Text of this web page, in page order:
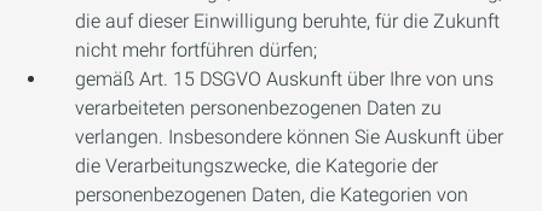
die auf dieser Einwilligung beruhte, für die Zukunft
nicht mehr fortführen dürfen;
gemäß Art. 15 DSGVO Auskunft über Ihre von uns
verarbeiteten personenbezogenen Daten zu
verlangen. Insbesondere können Sie Auskunft über
die Verarbeitungszwecke, die Kategorie der
personenbezogenen Daten, die Kategorien von